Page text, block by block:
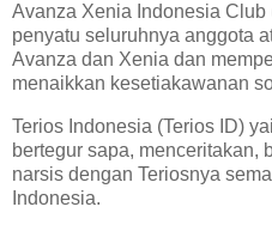
Avanza Xenia Indonesia Club
penyatu seluruhnya anggota
Avanza dan Xenia dan
menaikkan kesetiakawanan
Terios Indonesia (Terios ID)
bertegur sapa, menceritakan,
narsis dengan Teriosnya
Indonesia.